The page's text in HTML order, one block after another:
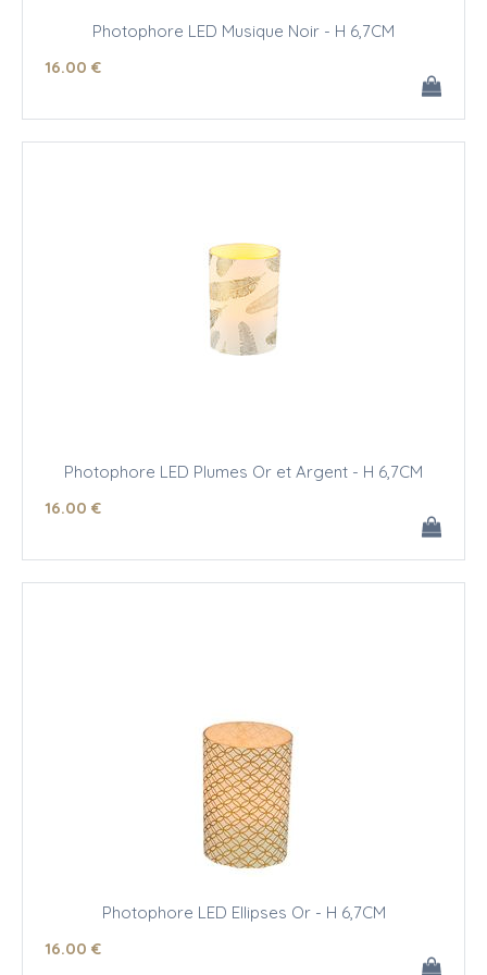
Photophore LED Musique Noir - H 6,7CM
16.00 €
Photophore LED Plumes Or et Argent - H 6,7CM
16.00 €
Photophore LED Ellipses Or - H 6,7CM
16.00 €